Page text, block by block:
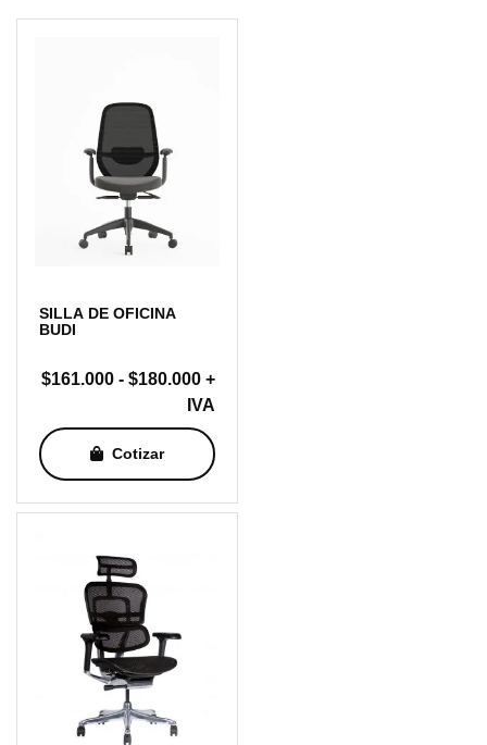
SILLA DE OFICINA
BUDI
$161.000 - $180.000Rango
de
precios:
desde
$161.000
hasta
+
IVA
Cotizar